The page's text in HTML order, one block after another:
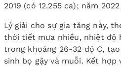
2019 (có 12.255 ca); năm 2022
Lý giải cho sự gia tăng này,
thời tiết mưa nhiều, nhiệt độ
trong khoảng 26-32 độ C,
sinh bọ gậy và muỗi. Kết hợp